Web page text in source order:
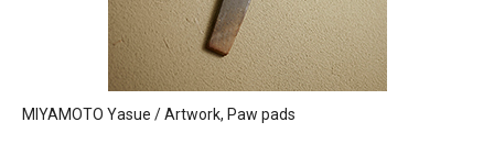
MIYAMOTO Yasue / Artwork, Paw pads